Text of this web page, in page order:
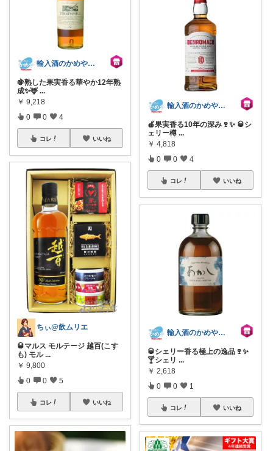
輸入酒のかめや楽天市場店
🍇熟した果実香る華やか12年熟
成✨🦌 ...
￥ 9,218
0 0 4
コレ いいね
ちぃ@飲ムリエ
🥃マルス モルテージ 越百(こす
も) モル ...
￥ 9,800
0 0 5
コレ いいね
輸入酒のかめや楽天市場店
🍎果実香る10年の深み🍷✨ 🥃シ
ェリー樽 ...
￥ 4,818
0 0 4
コレ いいね
輸入酒のかめや楽天市場店
🥃シェリー香る極上の逸品🍷✨
🍸️シェリ ...
￥ 2,618
0 0 1
コレ いいね